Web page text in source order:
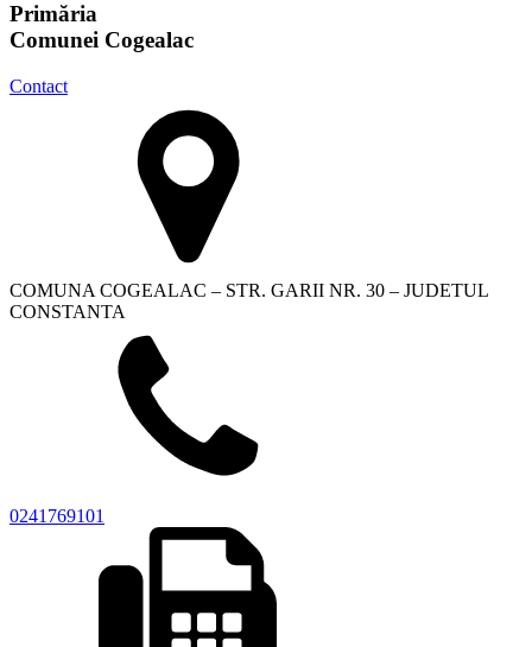
Primăria
Comunei Cogealac
Contact
COMUNA COGEALAC – STR. GARII NR. 30 – JUDETUL
CONSTANTA
0241769101